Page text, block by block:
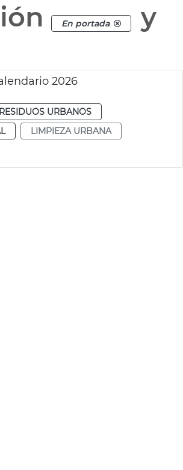
En portada
y
2026
URBANOS
LIMPIEZA URBANA